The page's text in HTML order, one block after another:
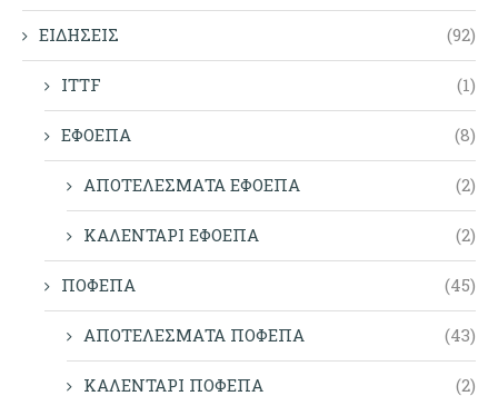
ΕΙΔΗΣΕΙΣ (92)
ITTF (1)
ΕΦΟΕΠΑ (8)
ΑΠΟΤΕΛΕΣΜΑΤΑ ΕΦΟΕΠΑ (2)
ΚΑΛΕΝΤΑΡΙ ΕΦΟΕΠΑ (2)
ΠΟΦΕΠΑ (45)
ΑΠΟΤΕΛΕΣΜΑΤΑ ΠΟΦΕΠΑ (43)
ΚΑΛΕΝΤΑΡΙ ΠΟΦΕΠΑ (2)